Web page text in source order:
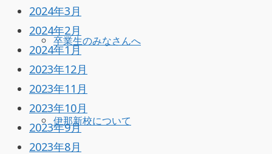
卒業生のみなさんへ
伊那新校について
2024年3月
2024年2月
2024年1月
2023年12月
2023年11月
2023年10月
2023年9月
2023年8月